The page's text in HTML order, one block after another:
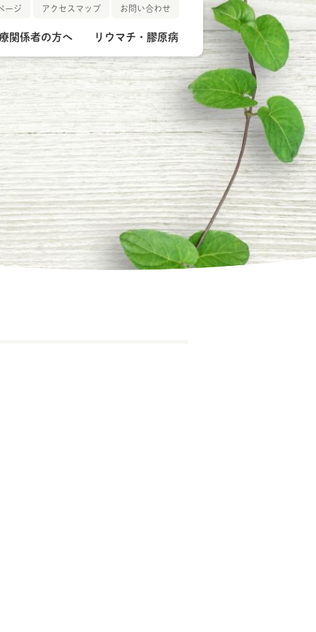
介 病院概要
掲示事項
ップ かかりつけ医
検査部
通所リハビリ
関係者の方へ リウマチ・膠原病
ージ アクセスマップ お問い合わせ